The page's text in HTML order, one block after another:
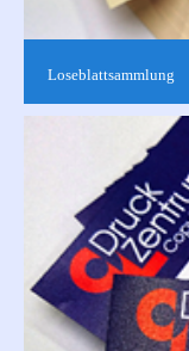
Loseblattsammlung
Einzelne Blätter
doppelseitig, farbig
Vorgaben. Für